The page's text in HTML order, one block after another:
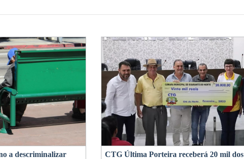
a descriminalizar CTG Última Porteira receberá 20 mil dos